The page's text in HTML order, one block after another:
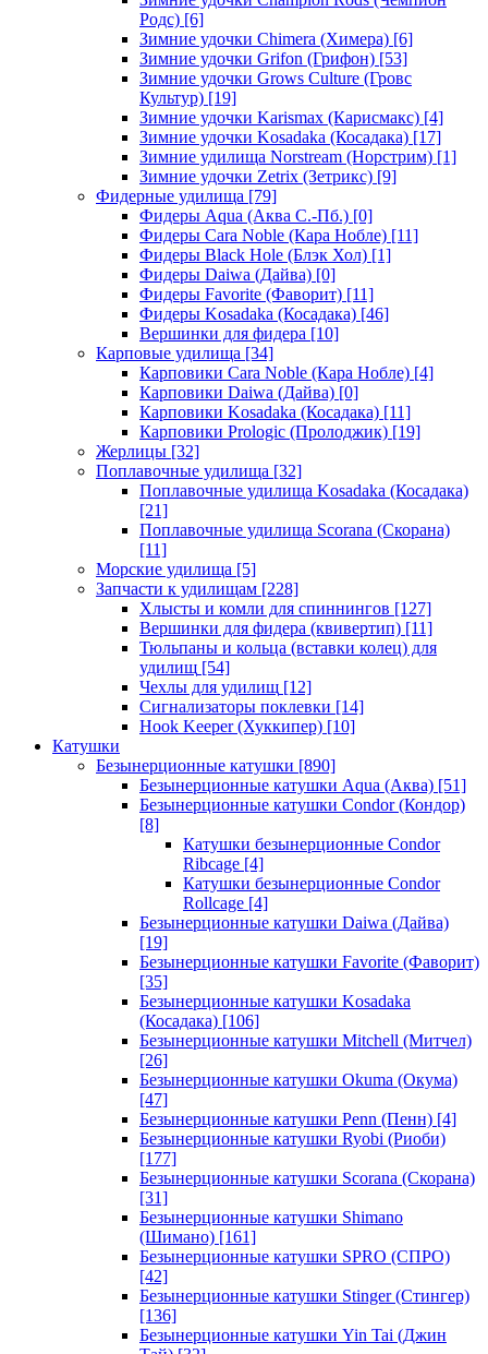
Родс) [6]
Зимние удочки Chimera (Химера) [6]
Зимние удочки Grifon (Грифон) [53]
Зимние удочки Grows Culture (Гровс
Культур) [19]
Зимние удочки Karismax (Карисмакс) [4]
Зимние удочки Kosadaka (Косадака) [17]
Зимние удилища Norstream (Норстрим) [1]
Зимние удочки Zetrix (Зетрикс) [9]
Фидерные удилища [79]
Фидеры Aqua (Аква С.-Пб.) [0]
Фидеры Cara Noble (Кара Нобле) [11]
Фидеры Black Hole (Блэк Хол) [1]
Фидеры Daiwa (Дайва) [0]
Фидеры Favorite (Фаворит) [11]
Фидеры Kosadaka (Косадака) [46]
Вершинки для фидера [10]
Карповые удилища [34]
Карповики Cara Noble (Кара Нобле) [4]
Карповики Daiwa (Дайва) [0]
Карповики Kosadaka (Косадака) [11]
Карповики Prologic (Пролоджик) [19]
Жерлицы [32]
Поплавочные удилища [32]
Поплавочные удилища Kosadaka (Косадака)
[21]
Поплавочные удилища Scorana (Скорана)
[11]
Морские удилища [5]
Запчасти к удилищам [228]
Хлысты и комли для спиннингов [127]
Вершинки для фидера (квивертип) [11]
Тюльпаны и кольца (вставки колец) для
удилищ [54]
Чехлы для удилищ [12]
Сигнализаторы поклевки [14]
Hook Keeper (Хуккипер) [10]
Катушки
Безынерционные катушки [890]
Безынерционные катушки Aqua (Аква) [51]
Безынерционные катушки Condor (Кондор)
[8]
Катушки безынерционные Condor
Ribcage [4]
Катушки безынерционные Condor
Rollcage [4]
Безынерционные катушки Daiwa (Дайва)
[19]
Безынерционные катушки Favorite (Фаворит)
[35]
Безынерционные катушки Kosadaka
(Косадака) [106]
Безынерционные катушки Mitchell (Митчел)
[26]
Безынерционные катушки Okuma (Окума)
[47]
Безынерционные катушки Penn (Пенн) [4]
Безынерционные катушки Ryobi (Риоби)
[177]
Безынерционные катушки Scorana (Скорана)
[31]
Безынерционные катушки Shimano
(Шимано) [161]
Безынерционные катушки SPRO (СПРО)
[42]
Безынерционные катушки Stinger (Стингер)
[136]
Безынерционные катушки Yin Tai (Джин